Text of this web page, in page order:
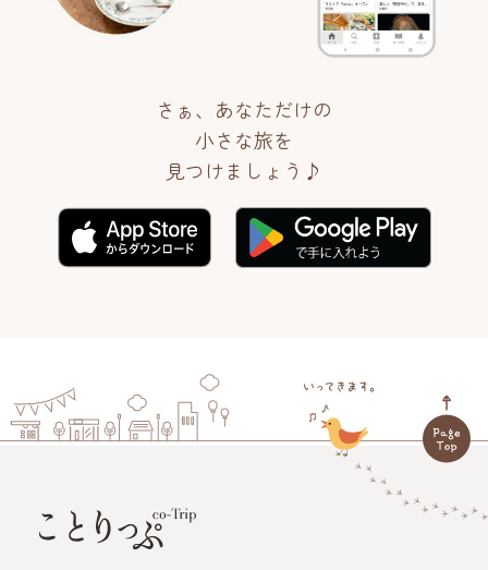
さぁ、あなただけの
小さな旅を
見つけましょう♪